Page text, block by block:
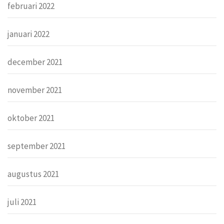
februari 2022
januari 2022
december 2021
november 2021
oktober 2021
september 2021
augustus 2021
juli 2021